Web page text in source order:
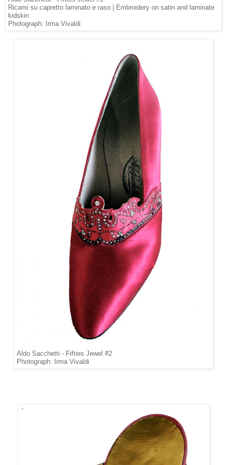
Ricami su capretto laminato e raso | Embroidery on satin and laminate
kidskin
Photograph: Irma Vivaldi
Aldo Sacchetti - Fifties Jewel #2
Photograph: Irma Vivaldi